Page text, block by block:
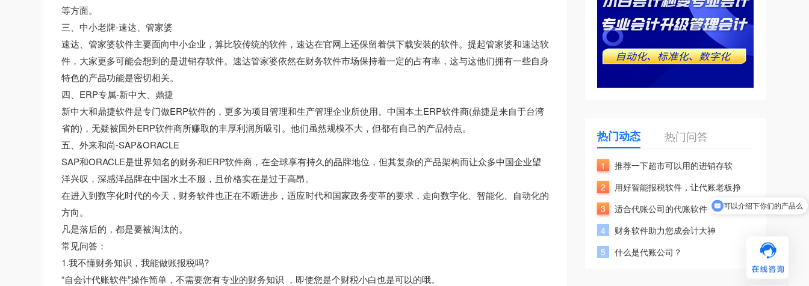
等方面。
三、中小老牌-速达、管家婆
速达、管家婆软件主要面向中小企业，算比较传统的软件，速达在官网上还保留着供下载安装的软件。提起管家婆和速达软
件，大家更多可能会想到的是进销存软件。速达管家婆依然在财务软件市场保持着一定的占有率，这与这他们拥有一些自身
特色的产品功能是密切相关。
四、ERP专属-新中大、鼎捷
新中大和鼎捷软件是专门做ERP软件的，更多为项目管理和生产管理企业所使用。中国本土ERP软件商(鼎捷是来自于台湾
省的)，无疑被国外ERP软件商所赚取的丰厚利润所吸引。他们虽然规模不大，但都有自己的产品特点。
五、外来和尚-SAP&ORACLE
SAP和ORACLE是世界知名的财务和ERP软件商，在全球享有持久的品牌地位，但其复杂的产品架构而让众多中国企业望
洋兴叹，深感洋品牌在中国水土不服，且价格实在是过于高昂。
在进入到数字化时代的今天，财务软件也正在不断进步，适应时代和国家政务变革的要求，走向数字化、智能化、自动化的
方向。
凡是落后的，都是要被淘汰的。
常见问答：
1.我不懂财务知识，我能做账报税吗?
“自会计代账软件”操作简单，不需要您有专业的财务知识 ，即使您是个财税小白也是可以的哦。
热门动态 热门问答
1
推荐一下超市可以用的进销存软
2
用好智能报税软件，让代账老板挣
3
适合代账公司的代账软件
4
财务软件助力您成会计大神
5
什么是代账公司？
可以介绍下你们的产品么